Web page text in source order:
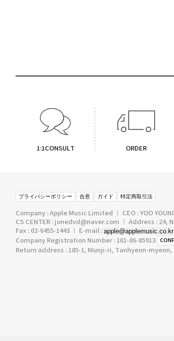
1:1CONSULT ORDER
プライバシーポリシー 合意 ガイド 特定商取引法
Company : Apple Music Limited ㅣ CEO : YOO
CS CENTER : jonedvd@naver.com ㅣ Address :
Fax : 02-6455-1443 ㅣ E-mail : apple@applemusic.co.kr
Company Registration Number : 101-86-85913
Return address : 185-1, Munji-ri, Tanhyeon-